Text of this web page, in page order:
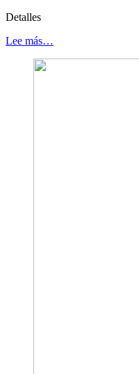
Detalles
Lee más…